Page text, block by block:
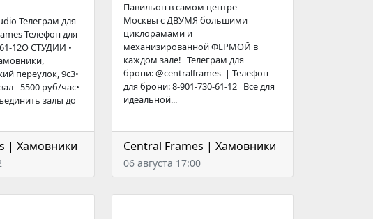
Телегрaм для
Телефон для
12О СТУДИИ •
переулок, 9с3•
- 5500 руб/час•
залы до
| Хамовники
Павильон в самом центре
Москвы с ДВУМЯ большими
циклорамами и
механизированной ФЕРМОЙ в
каждом зале! Телеграм для
брони: @centralframes | Телефон
для брони: 8-901-730-61-12 Все для
идеальной...
Central Frames | Хамовники
06 августа 17:00